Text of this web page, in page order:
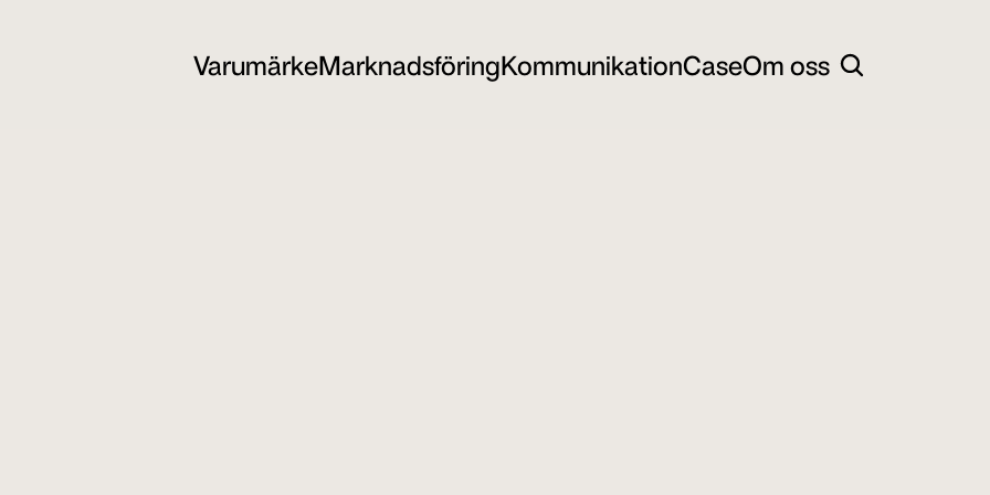
VarumärkeMarknadsföringKommunikationCaseOm oss